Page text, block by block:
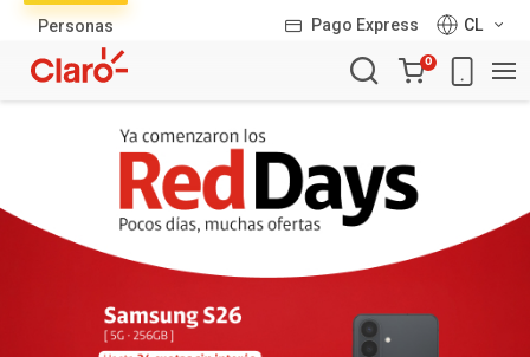
Personas Pago Express
CL
Carro
de
0
productos